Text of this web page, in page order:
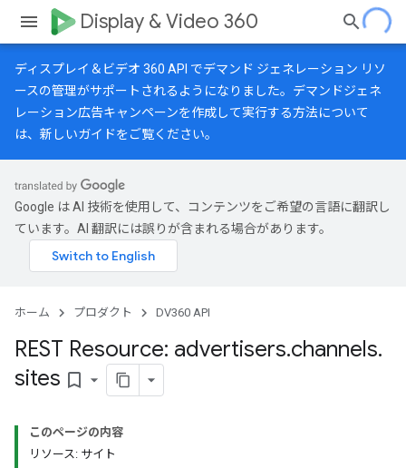
Display & Video 360
ディスプレイ＆ビデオ 360 API でデマンド ジェネレーション リソ
ースの管理がサポートされるようになりました。デマンドジェネ
レーション広告キャンペーンを作成して実行する方法について
は、 新しいガイドをご覧ください。
Google は AI 技術を使用して、コンテンツをご希望の言語に翻訳し
ています。AI 翻訳には誤りが含まれる場合があります。
ホーム プロダクト DV360 API
REST Resource: advertisers.channels.
sites bookmark_border
このページの内容
リソース: サイト